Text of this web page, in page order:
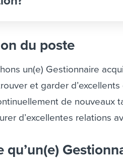
du poste
un(e) Gestionnaire
et garder
de nouveaux
d’excellentes relations
qu’un(e)